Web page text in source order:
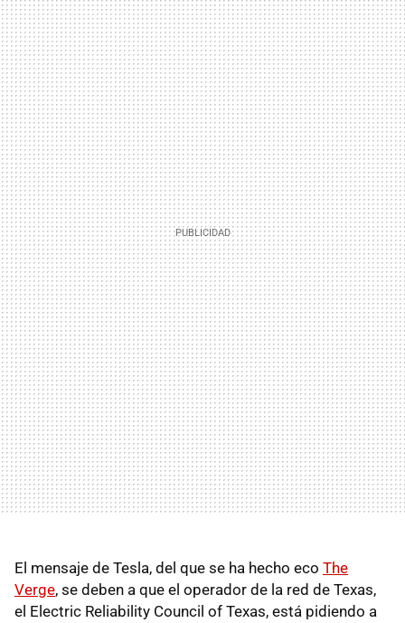
El mensaje de Tesla, del que se ha hecho eco The
Verge, se deben a que el operador de la red de Texas,
el Electric Reliability Council of Texas, está pidiendo a